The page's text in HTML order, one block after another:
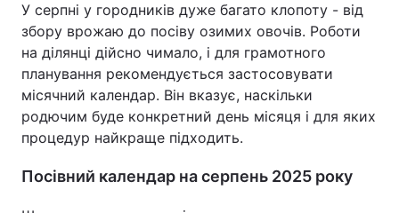
Головна Війна
Україна Політика
Економіка Світ
Спорт Наука
Техно і зв'язок Лайт
У серпні у городників дуже багато клопоту - від
збору врожаю до посіву озимих овочів. Роботи
на ділянці дійсно чимало, і для грамотного
планування рекомендується застосовувати
місячний календар. Він вказує, наскільки
родючим буде конкретний день місяця і для яких
процедур найкраще підходить.
Посівний календар на серпень 2025 року